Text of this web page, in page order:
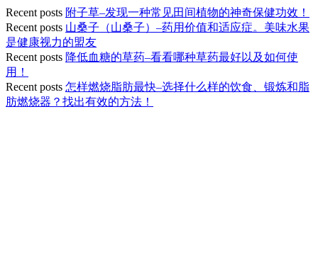
Recent posts 附子草–发现一种常见田间植物的神奇保健功效！
Recent posts 山桑子（山桑子）–药用价值和适应症。美味水果
是健康视力的盟友
Recent posts 降低血糖的草药–看看哪种草药最好以及如何使
用！
Recent posts 怎样燃烧脂肪最快–选择什么样的饮食、锻炼和脂
肪燃烧器？找出有效的方法！